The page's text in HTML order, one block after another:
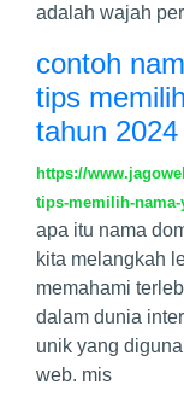
adalah wajah
contoh
tips
tahun 2024
https://
tips-memilih-nama-
apa itu nama
kita melangkah
memahami
dalam dunia
unik yang
web. mis